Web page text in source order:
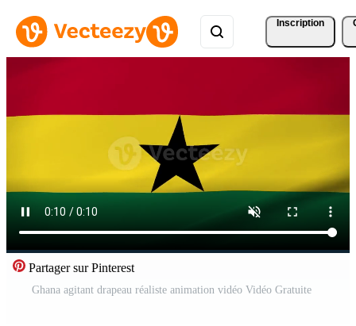
Inscription
Partager sur Pinterest
Ghana agitant drapeau réaliste animation vidéo Vidéo Gratuite